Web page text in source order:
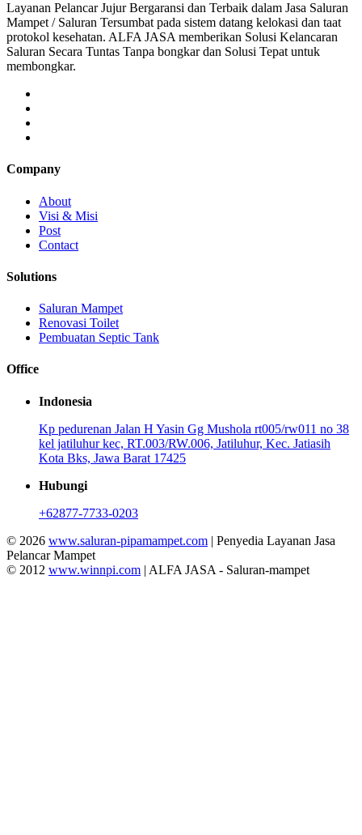
Layanan Pelancar Jujur Bergaransi dan Terbaik dalam Jasa Saluran
Mampet / Saluran Tersumbat pada sistem datang kelokasi dan taat
protokol kesehatan. ALFA JASA memberikan Solusi Kelancaran
Saluran Secara Tuntas Tanpa bongkar dan Solusi Tepat untuk
membongkar.
Company
About
Visi & Misi
Post
Contact
Solutions
Saluran Mampet
Renovasi Toilet
Pembuatan Septic Tank
Office
Indonesia
Kp pedurenan Jalan H Yasin Gg Mushola rt005/rw011 no 38
kel jatiluhur kec, RT.003/RW.006, Jatiluhur, Kec. Jatiasih
Kota Bks, Jawa Barat 17425
Hubungi
+62877-7733-0203
© 2026 www.saluran-pipamampet.com | Penyedia Layanan Jasa
Pelancar Mampet
© 2012 www.winnpi.com | ALFA JASA - Saluran-mampet